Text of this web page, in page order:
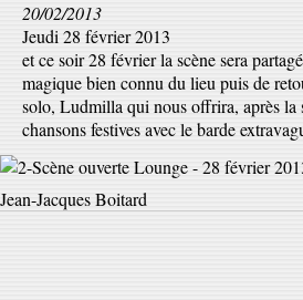
20/02/2013
Jeudi 28 février 2013
et ce soir 28 février la scène sera
magique bien connu du lieu puis de
solo, Ludmilla qui nous offrira, après la
chansons festives avec le barde
Jean-Jacques Boitard